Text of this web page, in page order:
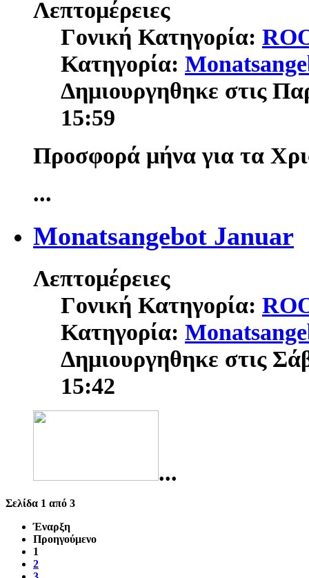
Λεπτομέρειες
Γονική Κατηγορία:
Κατηγορία:
Δημιουργηθηκε στις
15:59
Προσφορά μήνα για τα
...
Monatsangebot Januar
Λεπτομέρειες
Γονική Κατηγορία:
Κατηγορία:
Δημιουργηθηκε στις
15:42
...
Σελίδα 1 από 3
Έναρξη
Προηγούμενο
1
2